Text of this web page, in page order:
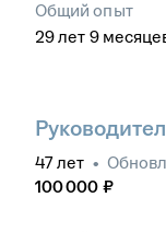
Общий опыт
29лет 9
47лет •
100 000 ₽